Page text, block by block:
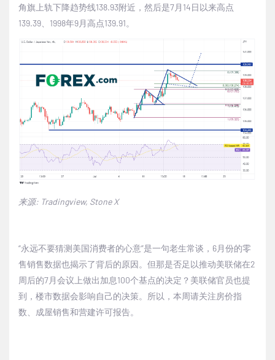
角旗上轨下降趋势线138.93附近，然后是7月 14日以来高点
139.39、 1998年9月高点139.91。
来源: Tradingview, Stone X
“永远不要猜测美国消费者的心意”是一句老生常谈， 6月份的零
售销售数据也揭示了背后的原因。但那是否足以推动美联储在2
周后的7月会议上做出加息100个基点的决定？美联储官员也提
到，楼市数据会影响自己的决策。所以，本周请关注房价指
数、成屋销售和营建许可报告。